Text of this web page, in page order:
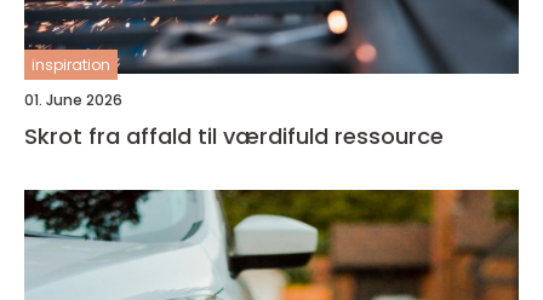
inspiration
01. June 2026
Skrot fra affald til værdifuld ressource